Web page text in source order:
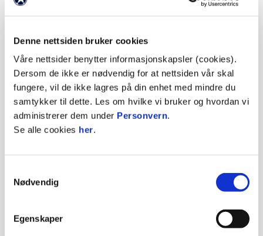
Denne nettsiden bruker cookies
Våre nettsider benytter informasjonskapsler (cookies).
Dersom de ikke er nødvendig for at nettsiden vår skal
fungere, vil de ikke lagres på din enhet med mindre du
samtykker til dette. Les om hvilke vi bruker og hvordan vi
administrerer dem under Personvern.
Se alle cookies her.
Nødvendig
Egenskaper
HamKam 100 år
KONTAKT OSS
Telefon: 45273977
E-mail:
Briskeby